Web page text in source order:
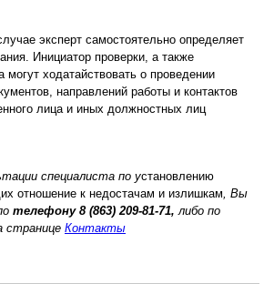
эксперт самостоятельно определяет
Инициатор проверки, а также
могут ходатайствовать о проведении
направлений работы и контактов
лица и иных должностных лиц
специалиста по установлению
отношение к недостачам и излишкам, Вы
телефону 8 (863) 209-81-71, либо по
странице Контакты